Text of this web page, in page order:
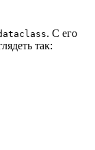
. С его
так: